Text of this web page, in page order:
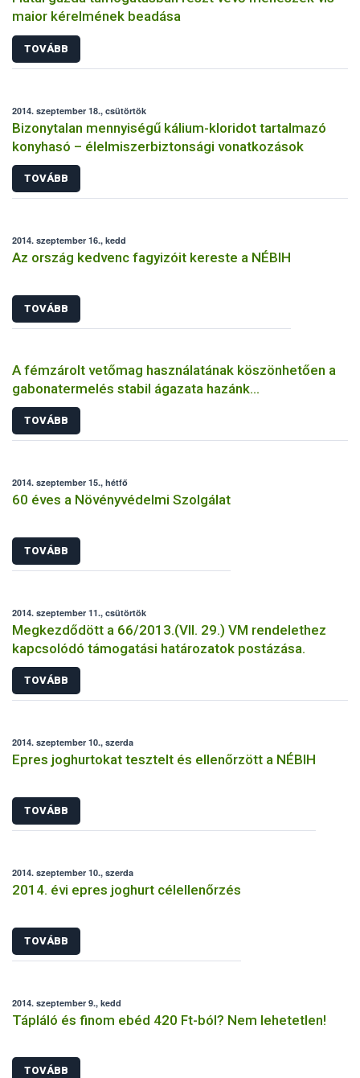
maior kérelmének beadása
TOVÁBB
2014. szeptember 18., csütörtök
Bizonytalan mennyiségű kálium-kloridot tartalmazó
konyhasó – élelmiszerbiztonsági vonatkozások
TOVÁBB
2014. szeptember 16., kedd
Az ország kedvenc fagyizóit kereste a NÉBIH
TOVÁBB
A fémzárolt vetőmag használatának köszönhetően a
gabonatermelés stabil ágazata hazánk
mezőgazdaságának
TOVÁBB
2014. szeptember 15., hétfő
60 éves a Növényvédelmi Szolgálat
TOVÁBB
2014. szeptember 11., csütörtök
Megkezdődött a 66/2013.(VII. 29.) VM rendelethez
kapcsolódó támogatási határozatok postázása.
TOVÁBB
2014. szeptember 10., szerda
Epres joghurtokat tesztelt és ellenőrzött a NÉBIH
TOVÁBB
2014. szeptember 10., szerda
2014. évi epres joghurt célellenőrzés
TOVÁBB
2014. szeptember 9., kedd
Tápláló és finom ebéd 420 Ft-ból? Nem lehetetlen!
TOVÁBB